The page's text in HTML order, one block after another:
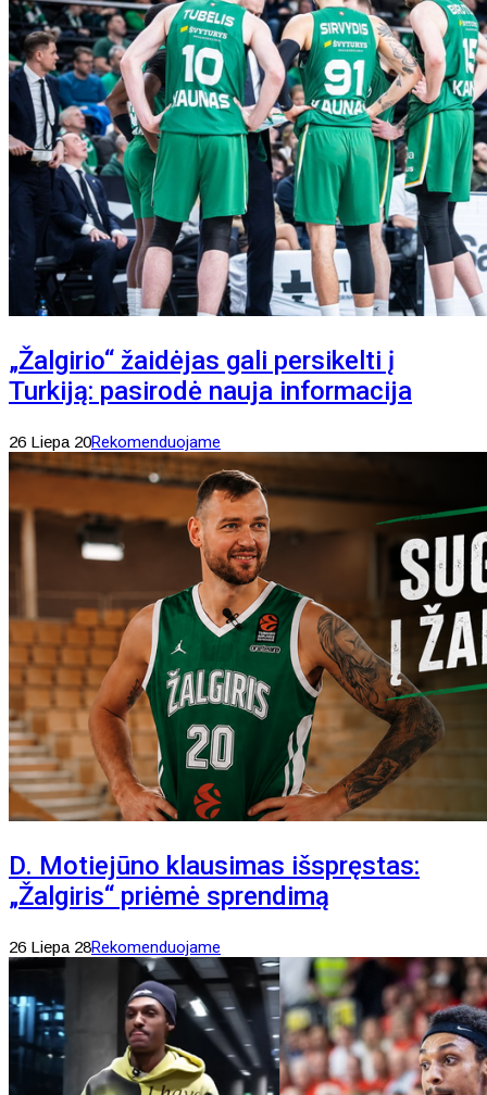
„Žalgirio“ žaidėjas gali persikelti į
Turkiją: pasirodė nauja informacija
26 Liepa 20Rekomenduojame
D. Motiejūno klausimas išspręstas:
„Žalgiris“ priėmė sprendimą
26 Liepa 28Rekomenduojame